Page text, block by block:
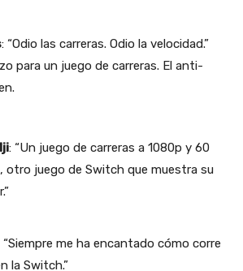
: “Odio las carreras. Odio la velocidad.”
para un juego de carreras. El anti-
: “Un juego de carreras a 1080p y 60
otro juego de Switch que muestra su
“Siempre me ha encantado cómo corre
la Switch.”